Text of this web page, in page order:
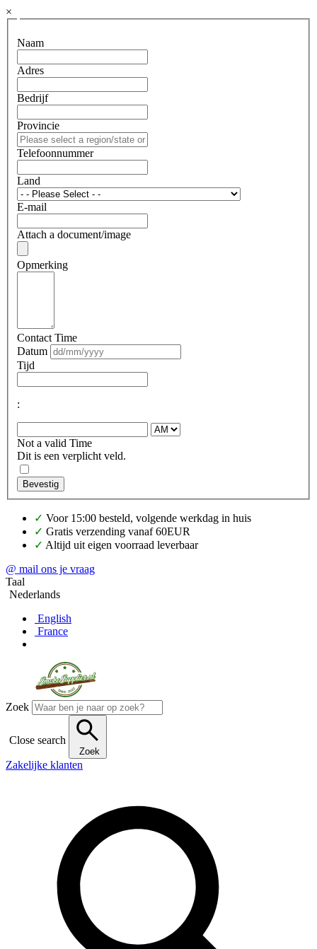
×
Naam
Adres
Bedrijf
Provincie
Telefoonnummer
Land
E-mail
Attach a document/image
Opmerking
Contact Time
Datum
Tijd
:
Not a valid Time
Dit is een verplicht veld.
Bevestig
✓ Voor 15:00 besteld, volgende werkdag in huis
✓ Gratis verzending vanaf 60EUR
✓ Altijd uit eigen voorraad leverbaar
@ mail ons je vraag
Taal
Nederlands
English
France
Zoek
Close search
Zoek
Zakelijke klanten